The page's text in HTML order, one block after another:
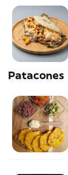
Patacones